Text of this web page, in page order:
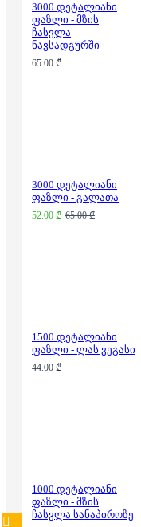
3000 დეტალიანი
ფაზლი - მზის
ჩასვლა
ნავსადგურში
65.00 ₾
3000 დეტალიანი
ფაზლი - გალათა
52.00 ₾ 65.00 ₾
1500 დეტალიანი
ფაზლი - ლას ვეგასი
44.00 ₾
1000 დეტალიანი
ფაზლი - მზის
ჩასვლა სანაპიროზე